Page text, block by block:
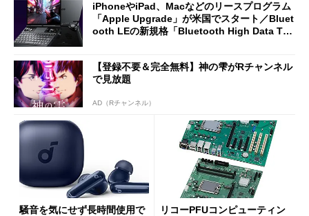
iPhoneやiPad、Macなどのリースプログラム
「Apple Upgrade」が米国でスタート／Bluet
ooth LEの新規格「Bluetooth High Data Thr
【登録不要＆完全無料】神の雫がRチャンネル
で見放題
AD（Rチャンネル）
騒音を気にせず長時間使用で
リコーPFUコンピューティン